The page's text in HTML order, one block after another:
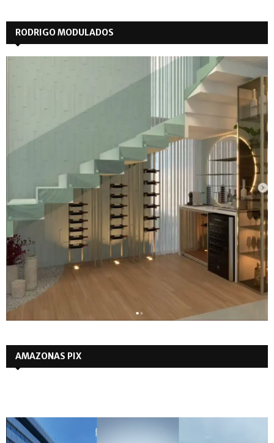
RODRIGO MODULADOS
AMAZONAS PIX